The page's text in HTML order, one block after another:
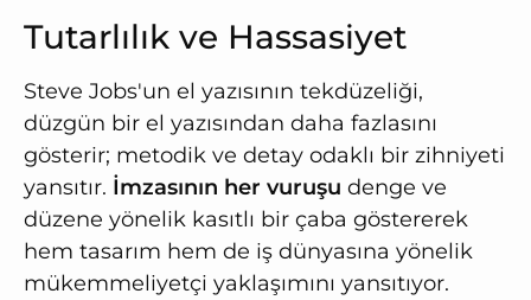
Tutarlılık ve Hassasiyet
Steve Jobs'un el yazısının tekdüzeliği,
düzgün bir el yazısından daha fazlasını
gösterir; metodik ve detay odaklı bir zihniyeti
yansıtır. İmzasının her vuruşu denge ve
düzene yönelik kasıtlı bir çaba göstererek
hem tasarım hem de iş dünyasına yönelik
mükemmeliyetçi yaklaşımını yansıtıyor.